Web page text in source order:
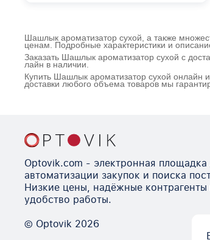
Шашлык ароматизатор сухой, а также
ценам. Подробные характеристики и
Заказать Шашлык ароматизатор сухой с
лайн в наличии.
Купить Шашлык ароматизатор сухой онлайн
доставки любого объема товаров мы
Optovik.com - электронная площадка
автоматизации закупок и поиска
Низкие цены, надёжные контрагенты
удобство работы.
© Optovik 2026